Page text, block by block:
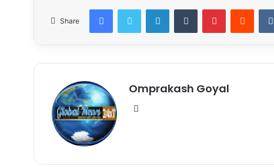
Share
FacebookTwitter LinkedInTumblr Pinterest
Omprakash Goyal
Website